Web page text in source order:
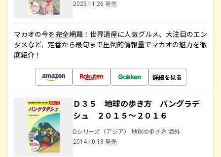
2025.11.26 発売
マカオの今を完全網羅！世界遺産に人気グルメ、大注目のエン
タメなど、定番から最旬まで圧倒的情報量でマカオの魅力を徹
底紹介！
詳細を見る
Ｄ３５ 地球の歩き方 バングラデ
シュ ２０１５～２０１６
Dシリーズ（アジア） 地球の歩き方 海外
2014.10.13 発売